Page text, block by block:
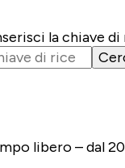
la chiave
libero – dal